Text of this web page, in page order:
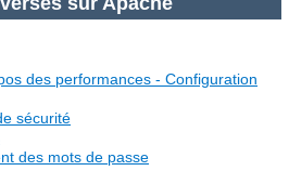
des performances - Configuration
sécurité
des mots de passe